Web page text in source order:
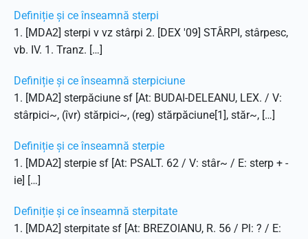
Definiție și ce înseamnă sterpi
1. [MDA2] sterpi v vz stârpi 2. [DEX '09] STÂRPI, stârpesc,
vb. IV. 1. Tranz. […]
Definiție și ce înseamnă sterpiciune
1. [MDA2] sterpăciune sf [At: BUDAI-DELEANU, LEX. / V:
stârpici~, (îvr) stărpici~, (reg) stărpăciune[1], stăr~, […]
Definiție și ce înseamnă sterpie
1. [MDA2] sterpie sf [At: PSALT. 62 / V: stâr~ / E: sterp + -
ie] […]
Definiție și ce înseamnă sterpitate
1. [MDA2] sterpitate sf [At: BREZOIANU, R. 56 / Pl: ? / E: